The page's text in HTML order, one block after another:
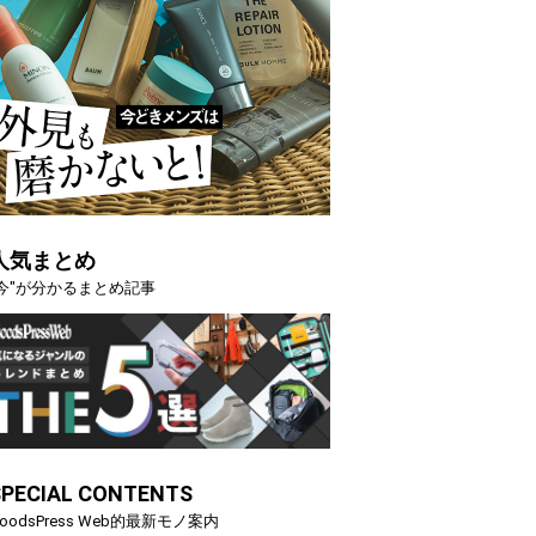
気まとめ
"が分かるまとめ記事
CONTENTS
Web的最新モノ案内